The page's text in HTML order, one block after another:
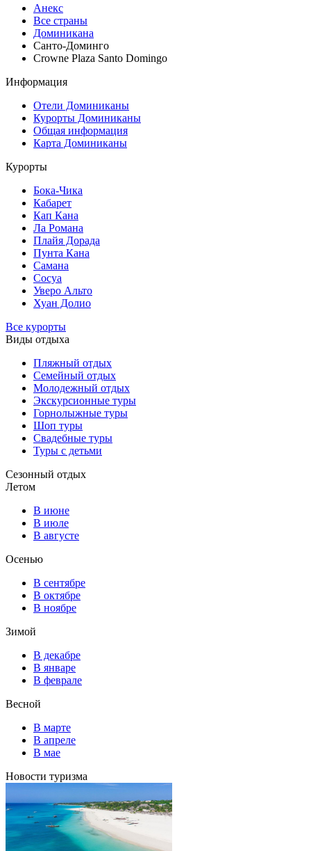
Анекс
Все страны
Доминикана
Санто-Доминго
Crowne Plaza Santo Domingo
Информация
Отели Доминиканы
Курорты Доминиканы
Общая информация
Карта Доминиканы
Курорты
Бока-Чика
Кабарет
Кап Кана
Ла Романа
Плайя Дорада
Пунта Кана
Самана
Сосуа
Уверо Альто
Хуан Долио
Все курорты
Виды отдыха
Пляжный отдых
Семейный отдых
Молодежный отдых
Экскурсионные туры
Горнолыжные туры
Шоп туры
Свадебные туры
Туры с детьми
Сезонный отдых
Летом
В июне
В июле
В августе
Осенью
В сентябре
В октябре
В ноябре
Зимой
В декабре
В январе
В феврале
Весной
В марте
В апреле
В мае
Новости туризма